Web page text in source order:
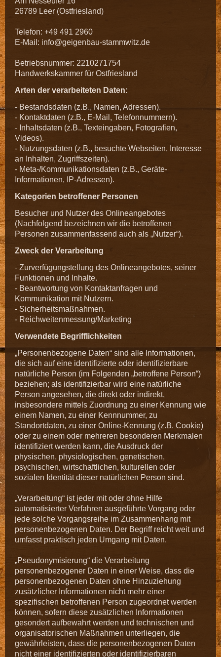
26789 Leer (Ostfriesland)
Telefon: +49 491 2960
E-Mail: info@geigenbau-stammwitz.de
Betriebsnummer: 2210271754
Handwerkskammer für Ostfriesland
Arten der verarbeiteten Daten:
- Bestandsdaten (z.B., Namen, Adressen).
- Kontaktdaten (z.B., E-Mail, Telefonnummern).
- Inhaltsdaten (z.B., Texteingaben, Fotografien,
Videos).
- Nutzungsdaten (z.B., besuchte Webseiten, Interesse
an Inhalten, Zugriffszeiten).
- Meta-/Kommunikationsdaten (z.B., Geräte-
Informationen, IP-Adressen).
Kategorien betroffener Personen
Besucher und Nutzer des Onlineangebotes
(Nachfolgend bezeichnen wir die betroffenen
Personen zusammenfassend auch als „Nutzer“).
Zweck der Verarbeitung
- Zurverfügungstellung des Onlineangebotes, seiner
Funktionen und Inhalte.
- Beantwortung von Kontaktanfragen und
Kommunikation mit Nutzern.
- Sicherheitsmaßnahmen.
- Reichweitenmessung/Marketing
Verwendete Begrifflichkeiten
„Personenbezogene Daten“ sind alle Informationen,
die sich auf eine identifizierte oder identifizierbare
natürliche Person (im Folgenden „betroffene Person“)
beziehen; als identifizierbar wird eine natürliche
Person angesehen, die direkt oder indirekt,
insbesondere mittels Zuordnung zu einer Kennung wie
einem Namen, zu einer Kennnummer, zu
Standortdaten, zu einer Online-Kennung (z.B. Cookie)
oder zu einem oder mehreren besonderen Merkmalen
identifiziert werden kann, die Ausdruck der
physischen, physiologischen, genetischen,
psychischen, wirtschaftlichen, kulturellen oder
sozialen Identität dieser natürlichen Person sind.
„Verarbeitung“ ist jeder mit oder ohne Hilfe
automatisierter Verfahren ausgeführte Vorgang oder
jede solche Vorgangsreihe im Zusammenhang mit
personenbezogenen Daten. Der Begriff reicht weit und
umfasst praktisch jeden Umgang mit Daten.
„Pseudonymisierung“ die Verarbeitung
personenbezogener Daten in einer Weise, dass die
personenbezogenen Daten ohne Hinzuziehung
zusätzlicher Informationen nicht mehr einer
spezifischen betroffenen Person zugeordnet werden
können, sofern diese zusätzlichen Informationen
gesondert aufbewahrt werden und technischen und
organisatorischen Maßnahmen unterliegen, die
gewährleisten, dass die personenbezogenen Daten
nicht einer identifizierten oder identifizierbaren